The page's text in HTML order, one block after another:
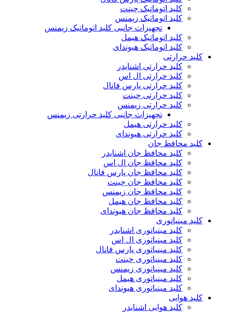
کلید اتوماتیک چینت
کلید اتوماتیک زیمنس
تجهیزات جانبی کلید اتوماتیک زیمنس
کلید اتوماتیک هیمل
کلید اتوماتیک هیوندای
کلید حرارتی
کلید حرارتی اشنایدر
کلید حرارتی ال اس
کلید حرارتی پارس فانال
کلید حرارتی چینت
کلید حرارتی زیمنس
تجهیزات جانبی کلید حرارتی زیمنس
کلید حرارتی هیمل
کلید حرارتی هیوندای
کلید محافظ جان
کلید محافظ جان اشنایدر
کلید محافظ جان ال اس
کلید محافظ جان پارس فانال
کلید محافظ جان چینت
کلید محافظ جان زیمنس
کلید محافظ جان هیمل
کلید محافظ جان هیوندای
کلید مینیاتوری
کلید مینیاتوری اشنایدر
کلید مینیاتوری ال اس
کلید مینیاتوری پارس فانال
کلید مینیاتوری چینت
کلید مینیاتوری زیمنس
کلید مینیاتوری هیمل
کلید مینیاتوری هیوندای
کلید هوایی
کلید هوایی اشنایدر